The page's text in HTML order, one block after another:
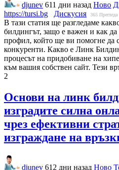
djunev 611 дни назад Ново
https://tursi.bg
Дискусия 365 Прегледа
В тази статия ще разгледаме
билдингът, защо е важен и как да
профил, който ще ви помогне да
конкуренти. Какво е Линк
процесът на придобиване на
към вашия собствен сайт. Тези
2
Основи на линк
изградите силна
чрез ефективни
изграждане на
djunev 612 дни назад Ново